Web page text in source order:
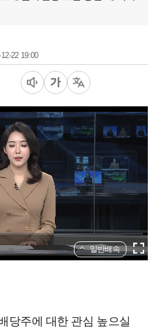
22 19:00
일반배속
당주에 대한 관심 높으실